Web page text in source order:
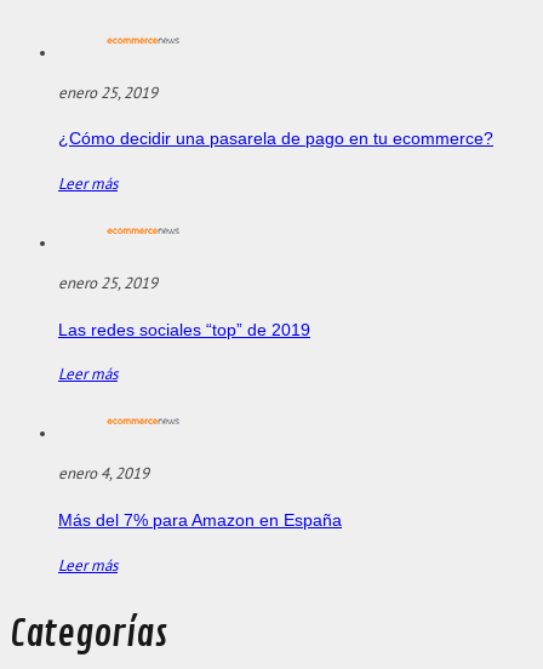
enero 25, 2019
¿Cómo decidir una pasarela de pago en tu ecommerce?
Leer más
enero 25, 2019
Las redes sociales “top” de 2019
Leer más
enero 4, 2019
Más del 7% para Amazon en España
Leer más
Categorías